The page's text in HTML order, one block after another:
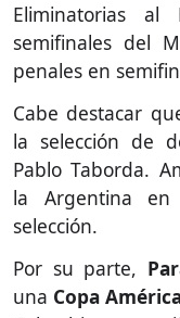
Eliminatorias
semifinales del
penales en
Cabe destacar
la selección de
Pablo Taborda.
la Argentina
selección.
Por su parte,
una Copa